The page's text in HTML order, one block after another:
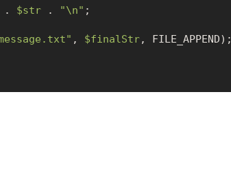
. $str . "\n" ;
, $finalStr, FILE_APPEND);